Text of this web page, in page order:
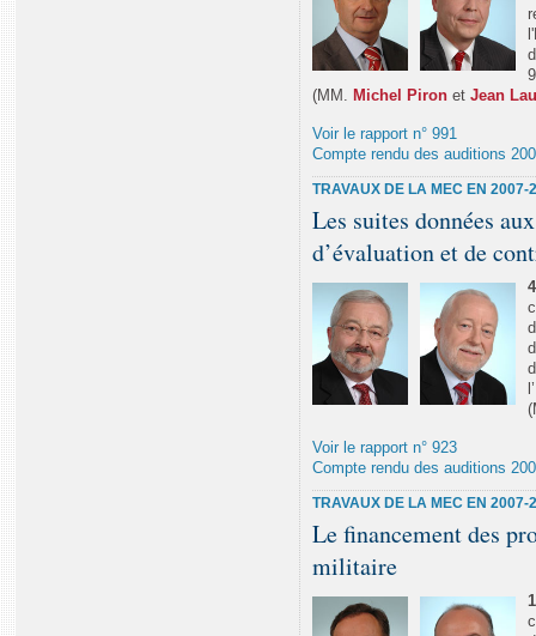
(MM. Michel Piron et Jean
Voir le rapport n° 991
Compte rendu des auditions
TRAVAUX DE LA MEC EN 2007-
Les suites données
d’évaluation et de
Voir le rapport n° 923
Compte rendu des auditions
TRAVAUX DE LA MEC EN 2007-
Le financement des
militaire